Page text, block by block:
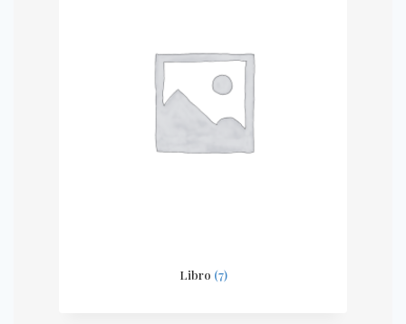
Libro (7)